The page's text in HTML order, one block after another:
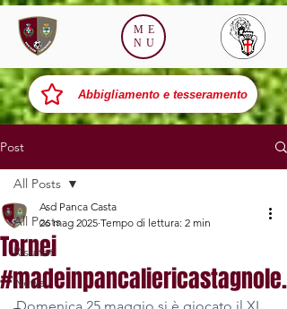
ME
NU
Abbigliamento e tesseramento
Post
All Posts
Risultati
News
All Posts
Tornei
#madeinpancaliericastagnole.
Asd Panca Casta
26 mag 2025 Tempo di lettura: 2 min